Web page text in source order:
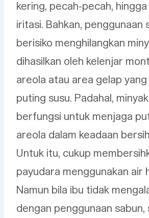
kering, pecah-pecah,
iritasi. Bahkan, penggunaan
berisiko menghilangkan
dihasilkan oleh kelenjar
areola atau area gelap yang
puting susu. Padahal,
berfungsi untuk menjaga
areola dalam keadaan
Untuk itu, cukup
payudara menggunakan air
Namun bila ibu tidak
dengan penggunaan sabun,